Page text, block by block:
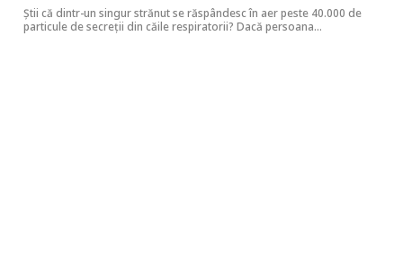
Știi că dintr-un singur strănut se răspândesc în aer peste 40.000 de
particule de secreții din căile respiratorii? Dacă persoana…